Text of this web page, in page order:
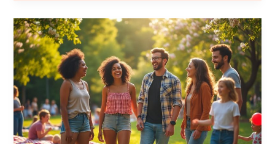
Les
meilleures
blagues
à
mourir
de
rire
pour
égayer